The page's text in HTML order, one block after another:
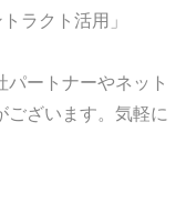
ラクト活用」
ートナーやネット
ございます。気軽に